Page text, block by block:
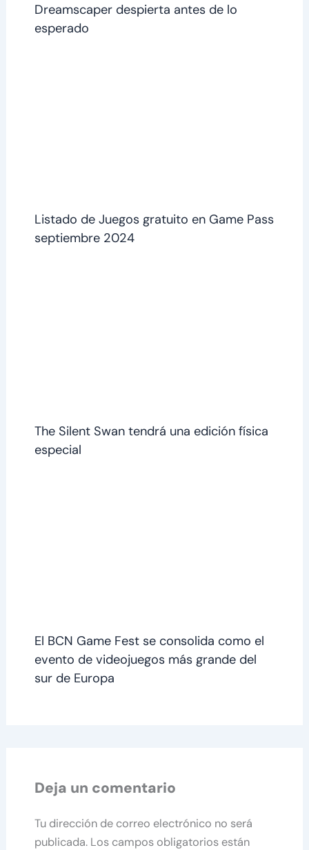
Dreamscaper despierta antes de lo
esperado
Listado de Juegos gratuito en Game Pass
septiembre 2024
The Silent Swan tendrá una edición física
especial
El BCN Game Fest se consolida como el
evento de videojuegos más grande del
sur de Europa
Deja un comentario
Tu dirección de correo electrónico no será
publicada. Los campos obligatorios están